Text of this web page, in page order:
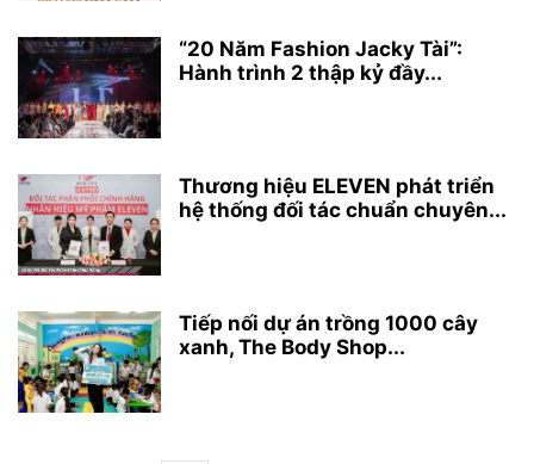
“20 Năm Fashion Jacky Tài”:
Hành trình 2 thập kỷ đầy...
Thương hiệu ELEVEN phát triển
hệ thống đối tác chuẩn chuyên...
Tiếp nối dự án trồng 1000 cây
xanh, The Body Shop...